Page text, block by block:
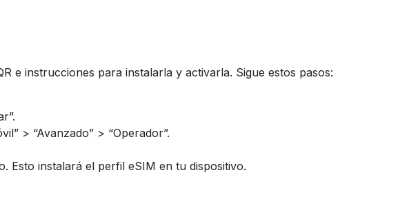
e instrucciones para instalarla y activarla. Sigue estos pasos:
> “Avanzado” > “Operador”.
Esto instalará el perfil eSIM en tu dispositivo.